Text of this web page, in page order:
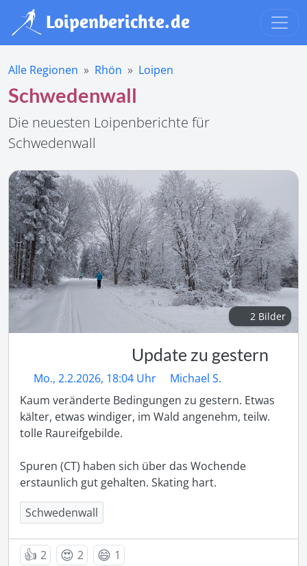
Alle Regionen Rhön Loipen
Schwedenwall
Die neuesten Loipenberichte für
Schwedenwall
2 Bilder
Update zu gestern
Mo., 2.2.2026, 18:04 Uhr
Michael S.
Kaum veränderte Bedingungen zu gestern. Etwas
kälter, etwas windiger, im Wald angenehm, teilw.
tolle Raureifgebilde.
Spuren (CT) haben sich über das Wochende
erstaunlich gut gehalten. Skating hart.
Schwedenwall
👍 2 😍 2 😄 1